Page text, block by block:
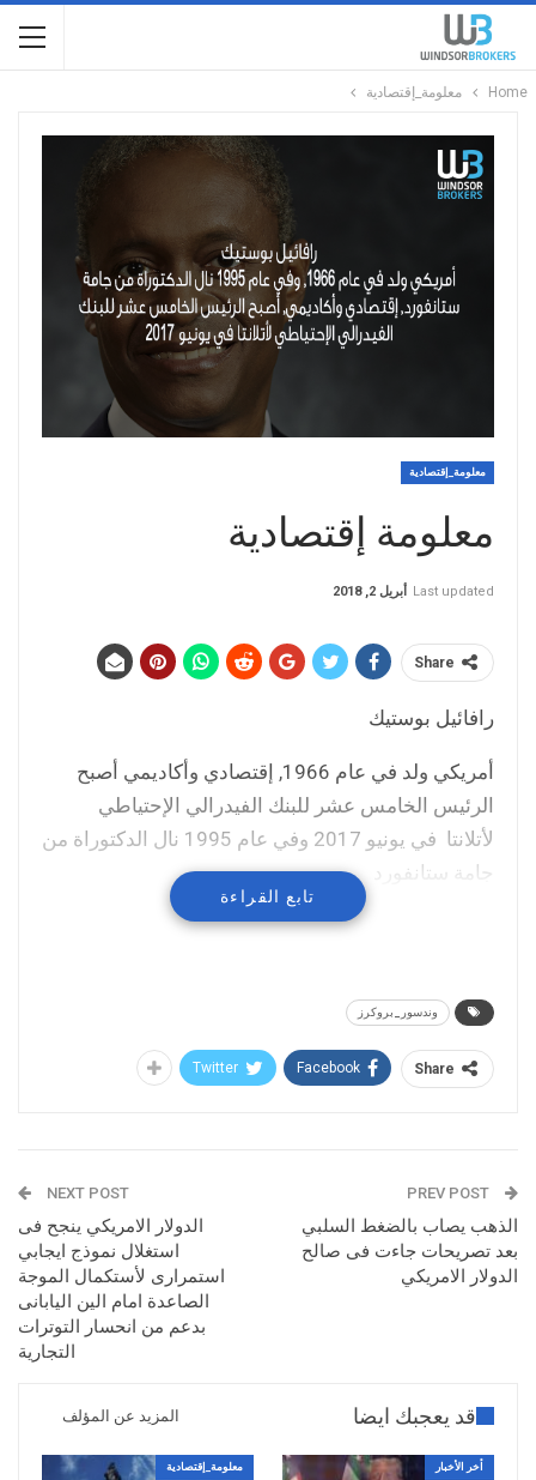
Home معلومة_إقتصادية
معلومة_إقتصادية
معلومة إقتصادية
Last updated أبريل 2, 2018
Share
رافائيل بوستيك
أمريكي ولد في عام 1966, إقتصادي وأكاديمي أصبح
الرئيس الخامس عشر للبنك الفيدرالي الإحتياطي
لأتلانتا في يونيو 2017 وفي عام 1995 نال الدكتوراة من
جامة ستانفورد
تابع القراءة
وندسور_بروكرز
Share
Facebook
Twitter
الذهب يصاب بالضغط السلبي
بعد تصريحات جاءت فى صالح
الدولار الامريكي
NEXT POST
الدولار الامريكي ينجح فى
استغلال نموذج ايجابي
استمرارى لأستكمال الموجة
الصاعدة امام الين اليابانى
بدعم من انحسار التوترات
التجارية
قد يعجبك ايضا المزيد عن المؤلف
أخر الأخبار معلومة_إقتصادية